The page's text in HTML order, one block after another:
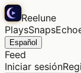
Reelune
PlaysSnaps
Español
Feed
Iniciar sesión